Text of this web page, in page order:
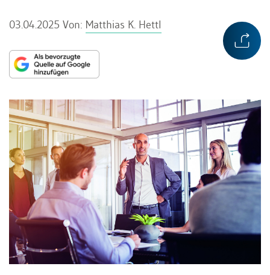
03.04.2025 Von: Matthias K. Hettl